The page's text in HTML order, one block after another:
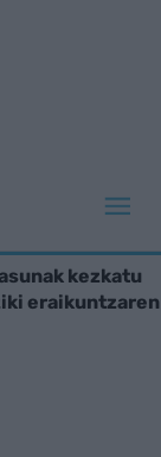
kezkatu
eraikuntzaren